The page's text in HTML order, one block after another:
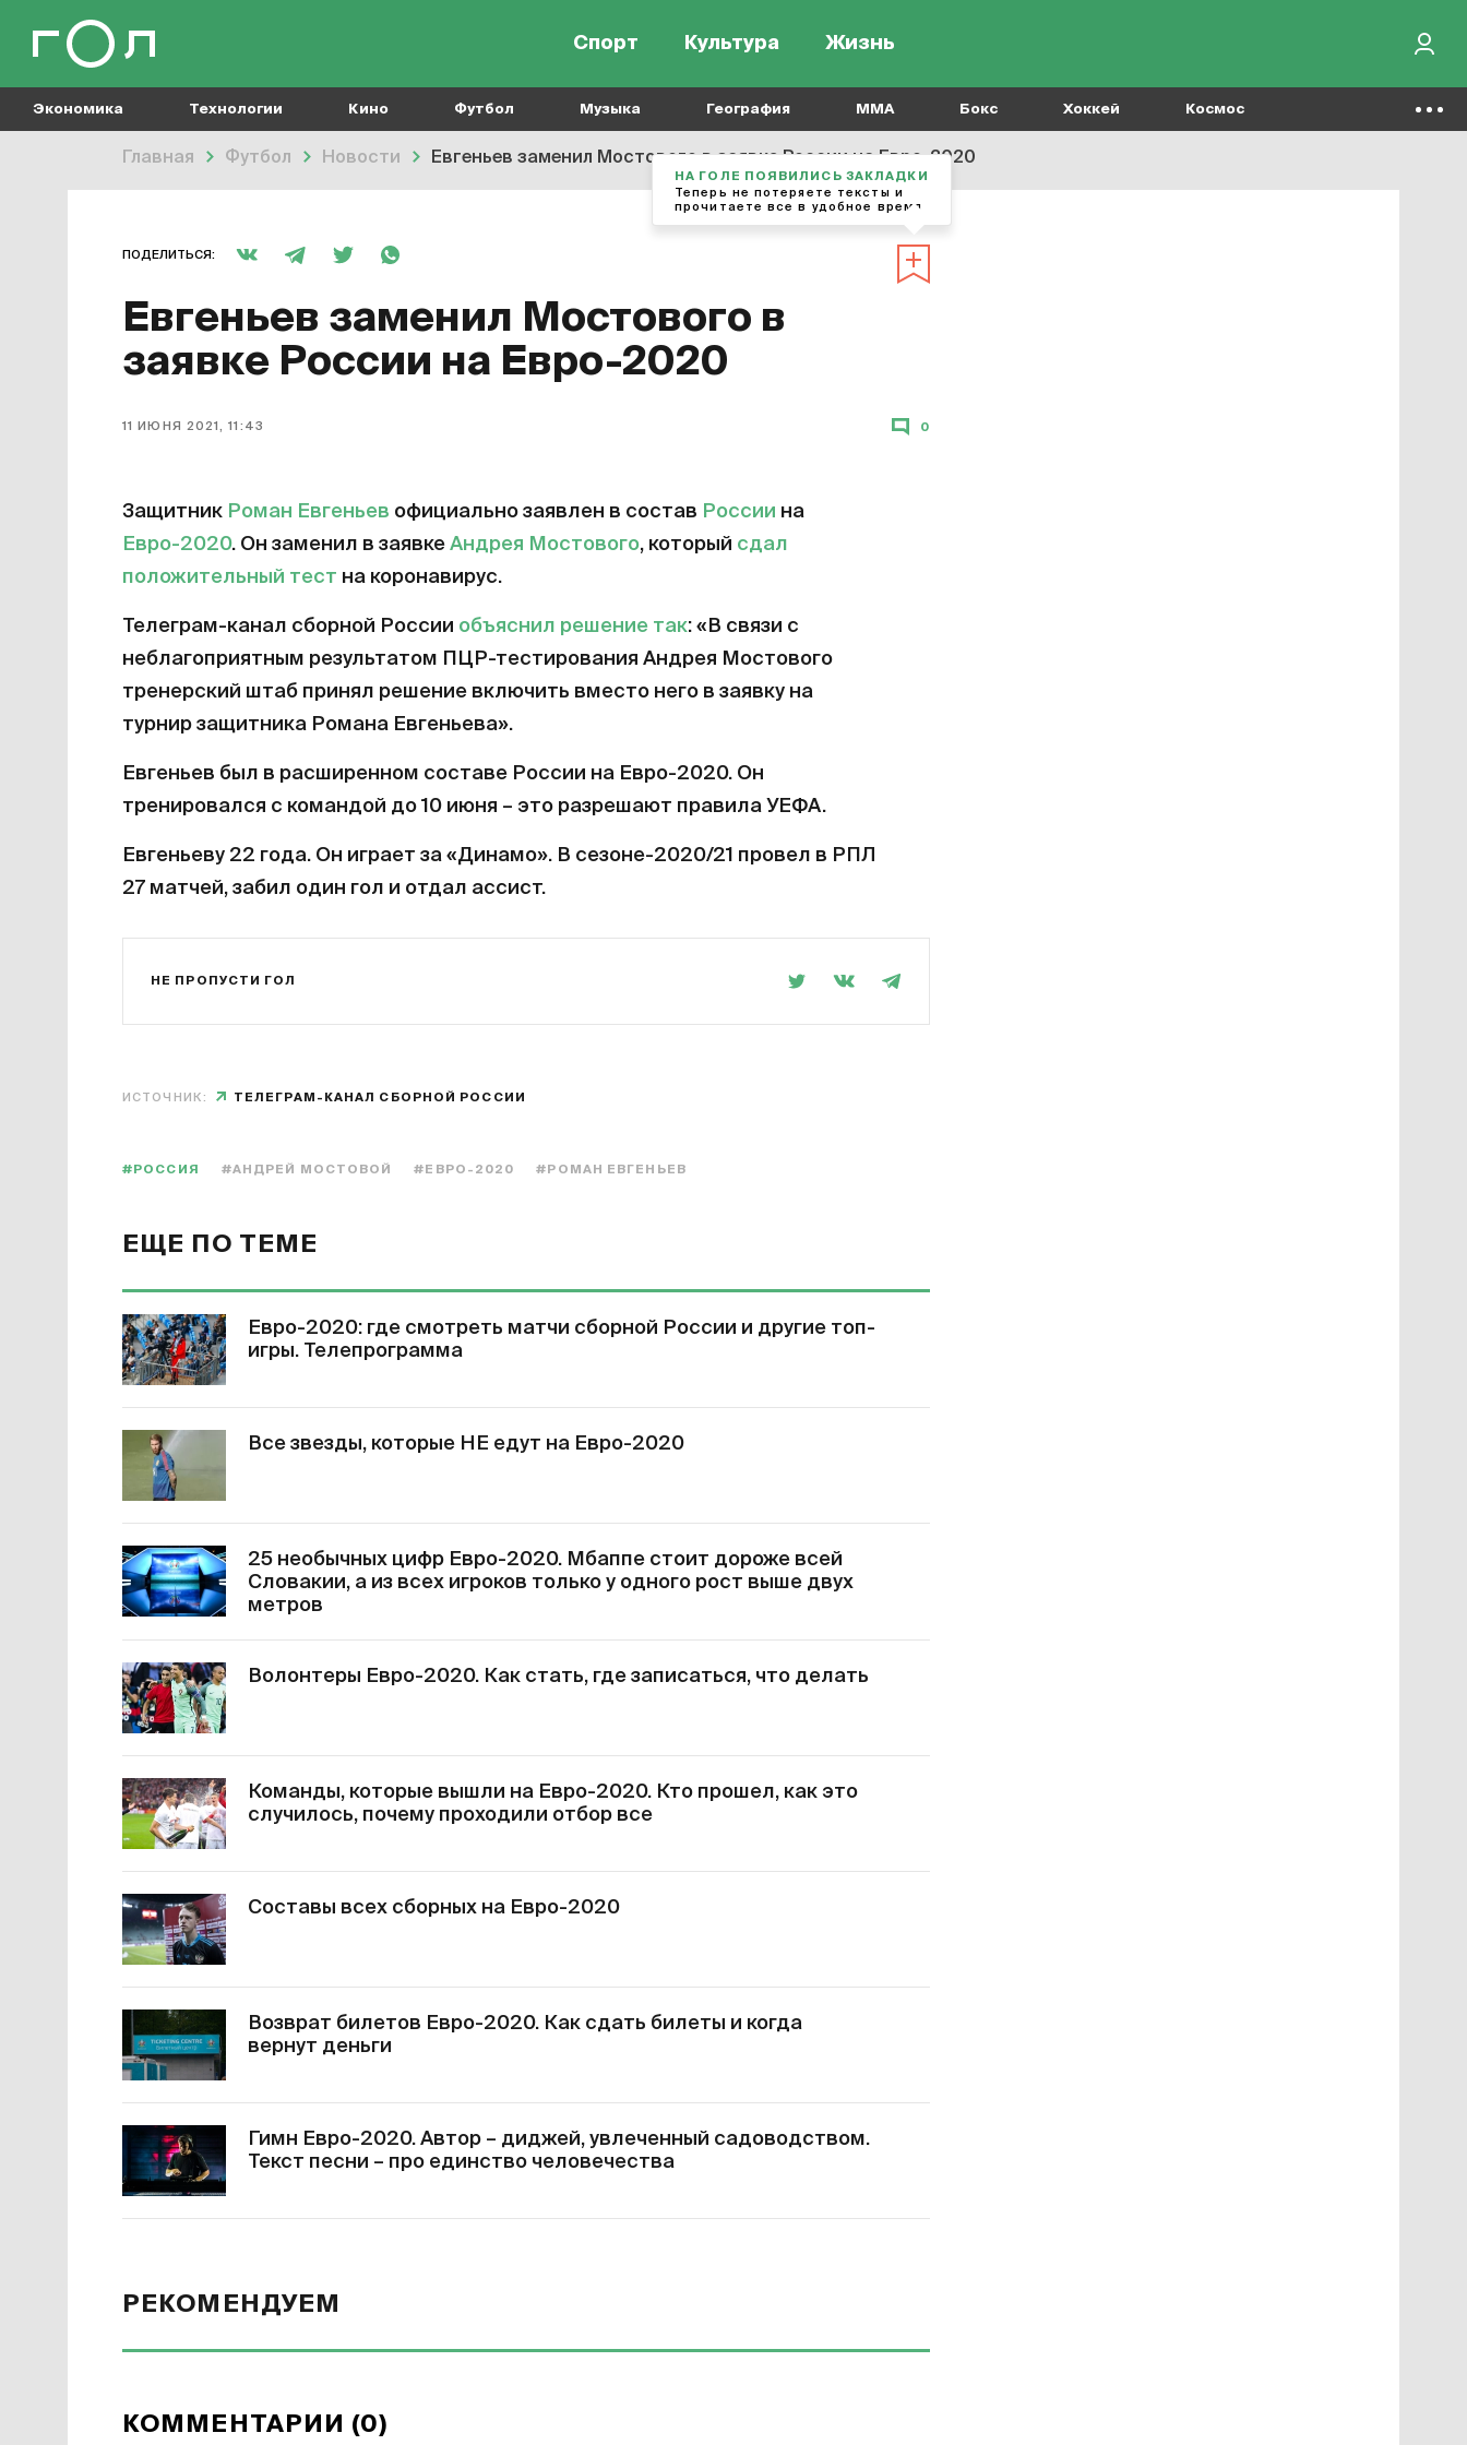
Спорт Культура Жизнь
Экономика Технологии Кино Футбол Музыка География MMA Бокс Хоккей Космос
Главная Футбол Новости Евгеньев заменил Мостового в заявке России на Евро-2020
ПОДЕЛИТЬСЯ:
Евгеньев заменил Мостового в
заявке России на Евро-2020
11 ИЮНЯ 2021, 11:43 0
Защитник Роман Евгеньев официально заявлен в состав России на
Евро-2020. Он заменил в заявке Андрея Мостового, который сдал
положительный тест на коронавирус.
Телеграм-канал сборной России объяснил решение так: «В связи с
неблагоприятным результатом ПЦР-тестирования Андрея Мостового
тренерский штаб принял решение включить вместо него в заявку на
турнир защитника Романа Евгеньева».
Евгеньев был в расширенном составе России на Евро-2020. Он
тренировался с командой до 10 июня – это разрешают правила УЕФА.
Евгеньеву 22 года. Он играет за «Динамо». В сезоне-2020/21 провел в РПЛ
27 матчей, забил один гол и отдал ассист.
НЕ ПРОПУСТИ ГОЛ
ИСТОЧНИК: ТЕЛЕГРАМ-КАНАЛ СБОРНОЙ РОССИИ
#РОССИЯ #АНДРЕЙ МОСТОВОЙ #ЕВРО-2020 #РОМАН ЕВГЕНЬЕВ
ЕЩЕ ПО ТЕМЕ
Евро-2020: где смотреть матчи сборной России и другие топ-
игры. Телепрограмма
Все звезды, которые НЕ едут на Евро-2020
25 необычных цифр Евро-2020. Мбаппе стоит дороже всей
Словакии, а из всех игроков только у одного рост выше двух
метров
Волонтеры Евро-2020. Как стать, где записаться, что делать
Команды, которые вышли на Евро-2020. Кто прошел, как это
случилось, почему проходили отбор все
Составы всех сборных на Евро-2020
Возврат билетов Евро-2020. Как сдать билеты и когда
вернут деньги
Гимн Евро-2020. Автор – диджей, увлеченный садоводством.
Текст песни – про единство человечества
РЕКОМЕНДУЕМ
КОММЕНТАРИИ (0)
НА ГОЛЕ ПОЯВИЛИСЬ ЗАКЛАДКИ
Теперь не потеряете тексты и
прочитаете все в удобное время